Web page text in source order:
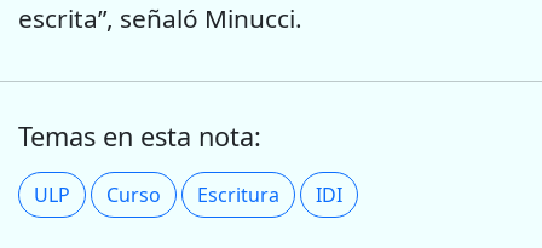
escrita”, señaló Minucci.
Temas en esta nota:
ULP Curso Escritura IDI